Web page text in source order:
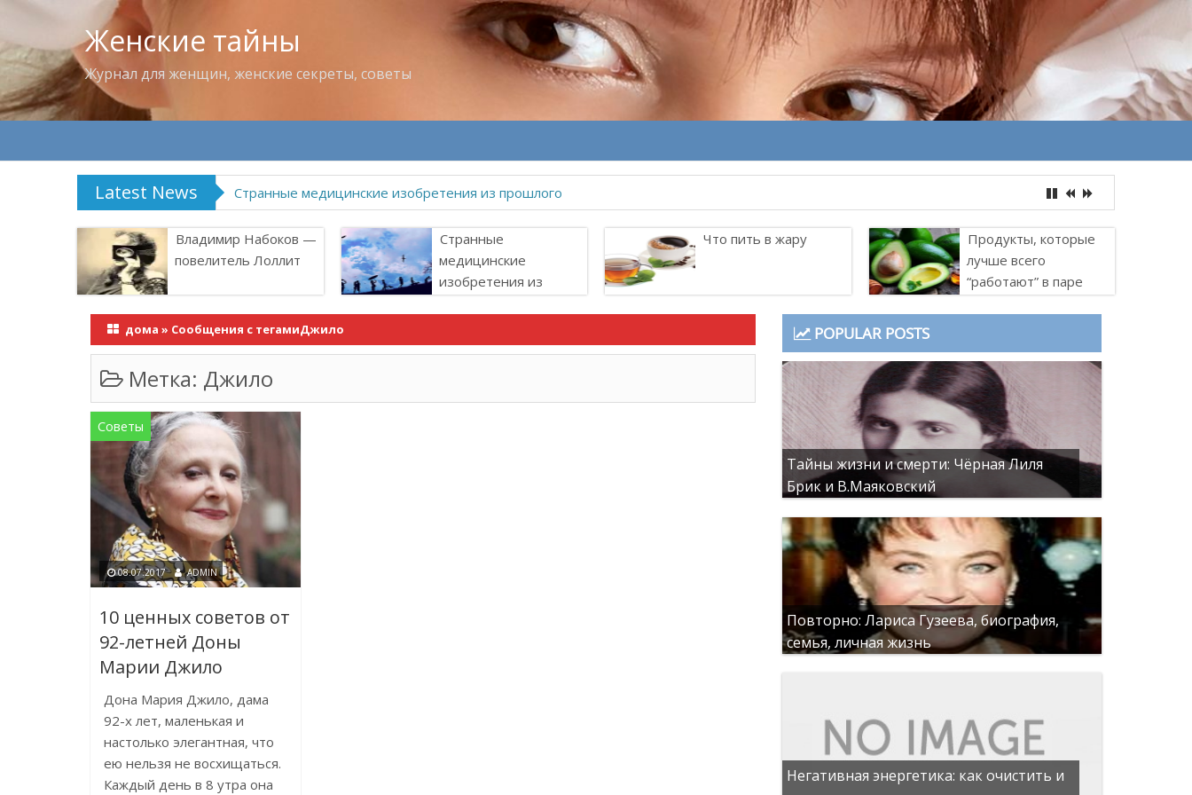
Женские тайны
Журнал для женщин, женские секреты, советы
Latest News Странные медицинские изобретения из прошлого
Владимир Набоков —
повелитель Лоллит
Странные
медицинские
изобретения из
Что пить в жару
Продукты, которые
лучше всего
“работают” в паре
дома » Сообщения с тегамиДжило
Метка: Джило
Советы
08.07.2017 ADMIN
10 ценных советов от
92-летней Доны
Марии Джило
Дона Мария Джило, дама
92-х лет, маленькая и
настолько элегантная, что
ею нельзя не восхищаться.
Каждый день в 8 утра она
POPULAR POSTS
Тайны жизни и смерти: Чёрная Лиля
Брик и В.Маяковский
Повторно: Лариса Гузеева, биография,
семья, личная жизнь
Негативная энергетика: как очистить и